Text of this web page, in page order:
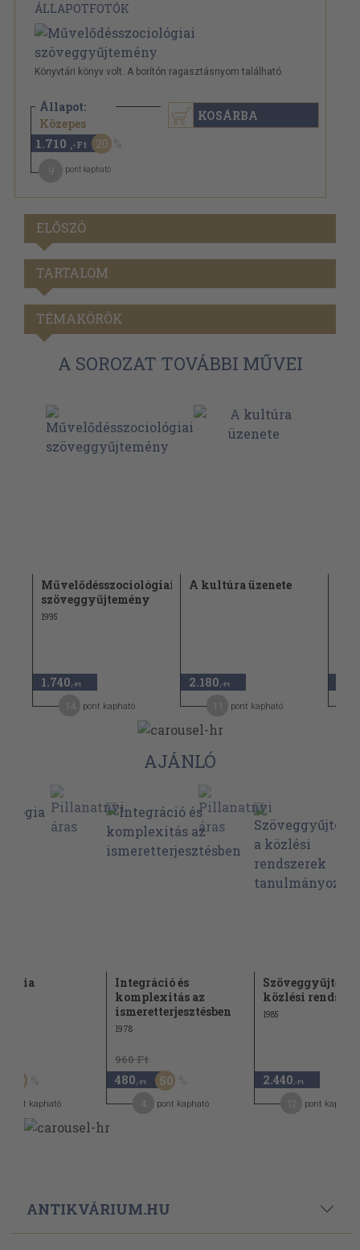
ÁLLAPOTFOTÓK
Könyvtári könyv volt. A borítón ragasztásnyom található.
Állapot:
Közepes
2.140 Ft
1.710 ,-Ft 20
pont kapható
KOSÁRBA
ELŐSZÓ
TARTALOM
TÉMAKÖRÖK
A SOROZAT TOVÁBBI MŰVEI
Művelődésszociológiai
szöveggyűjtemény
1995
1.740 ,-Ft
pont kapható
A kultúra üzenete
2.180 ,-Ft
pont kapható
AJÁNLÓ
50
pont kapható
Integráció és
komplexitás az
ismeretterjesztésben
1978
960 Ft
480 ,-Ft 50
pont kapható
közlési
1985
2.440 ,-Ft
pont kapható
ANTIKVÁRIUM.HU